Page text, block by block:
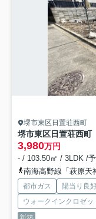
堺市東区日置荘西町
堺市東区日置荘西
3,980万円
- / 103.50㎡ / 3LDK /
南海高野線「萩原天
都市ガス 陽当り良
ウォークインクロゼッ